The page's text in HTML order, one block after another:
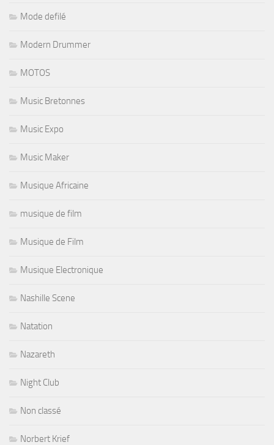
Mode defilé
Modern Drummer
MOTOS
Music Bretonnes
Music Expo
Music Maker
Musique Africaine
musique de film
Musique de Film
Musique Electronique
Nashille Scene
Natation
Nazareth
Night Club
Non classé
Norbert Krief